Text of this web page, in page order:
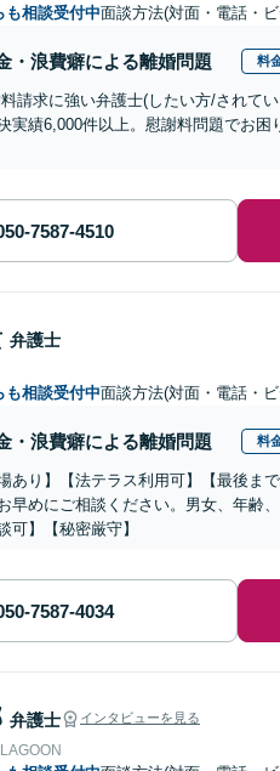
も相談受付中面談方法(対面・電話・
・浪費癖による離婚問題 料
料請求に強い弁護士(したい方/されて
実績6,000件以上。慰謝料問題でお
弁護士
も相談受付中面談方法(対面・電話・
・浪費癖による離婚問題 料
場あり】【法テラス利用可】【最後
早めにご相談ください。男女、年齢
可】【秘密厳守】
弁護士 インタビューを見る